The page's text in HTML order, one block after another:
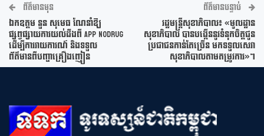
ព័ត៌មានមុន
ឯកឧត្តម នួន សុមេធ ណែនាំឱ្យ
ផ្សព្វផ្សាយការយល់ដឹងពី App NoDrug
ដើម្បីការរាយការណ៍ និងទទួល
ព័ត៌មានពីបញ្ហាគ្រឿងញៀន
ព័ត៌មានបន្ទាប់
រដ្ឋមន្រ្តីសុខាភិបាល៖ «មូលដ្ឋាន
សុខាភិបាល បានបង្កើននូវទំនុកចិត្តជូន
ប្រជាជនកាន់តែច្រើន មកទទួលសេវា
សុខាភិបាលតាមតម្រូវការ»។